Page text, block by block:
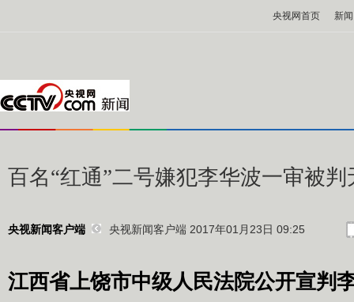
央视网首页 新闻
百名“红通”二号嫌犯李华波一审被判
央视新闻客户端 央视新闻客户端 2017年01月23日 09:25
江西省上饶市中级人民法院公开宣判